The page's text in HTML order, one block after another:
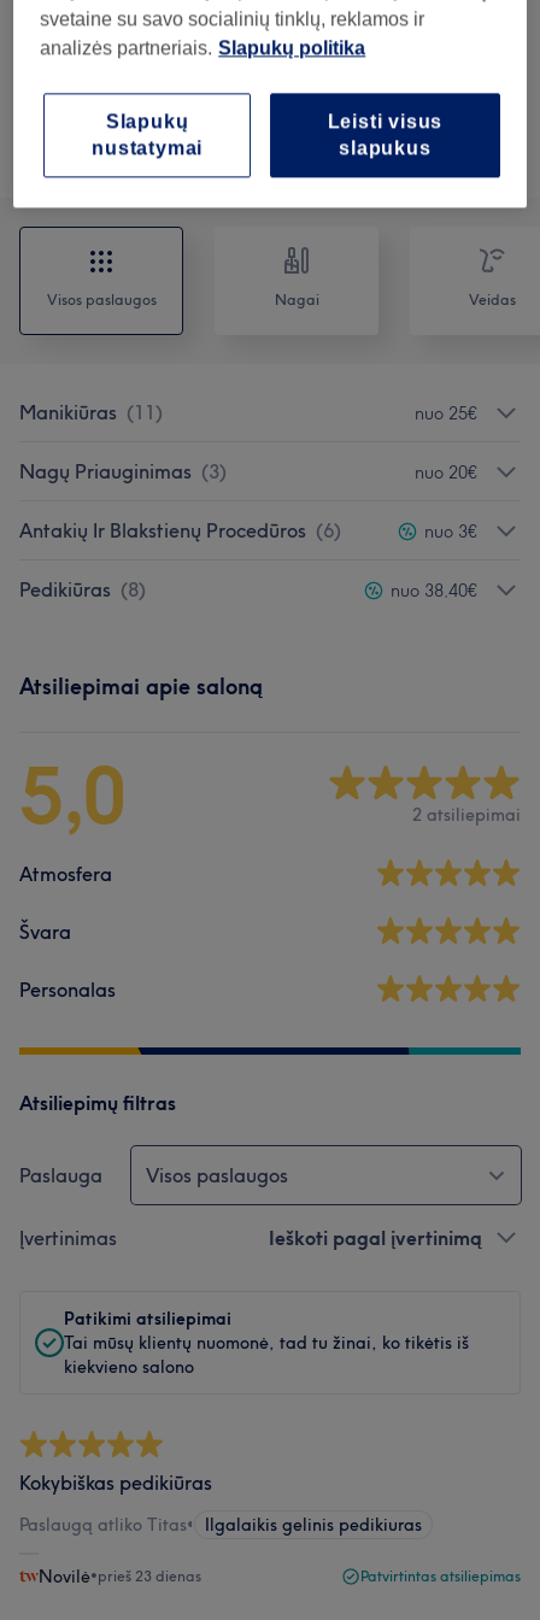
paprastu lakavimu
1 val 10 min
Rodyti informaciją
sutaupykite iki 20%
Rezervuoti
Teikiamos paslaugos
Visos paslaugos Nagai Veidas
Manikiūras (11) nuo 25€
Nagų Priauginimas (3) nuo 20€
Antakių Ir Blakstienų Procedūros (6) nuo 3€
Pedikiūras (8) nuo 38,40€
Atsiliepimai apie saloną
5,0 2 atsiliepimai
Atmosfera
Švara
Personalas
Atsiliepimų filtras
Paslauga Visos paslaugos
Įvertinimas Ieškoti pagal įvertinimą
Patikimi atsiliepimai
Tai mūsų klientų nuomonė, tad tu žinai, ko tikėtis iš
kiekvieno salono
Kokybiškas pedikiūras
Paslaugą atliko Titas• Ilgalaikis gelinis pedikiuras
Novilė•prieš 23 dienas Patvirtintas atsiliepimas
svetaine su savo socialinių tinklų, reklamos ir
analizės partneriais. Slapukų politika
Leisti visus
slapukus
Slapukų
nustatymai